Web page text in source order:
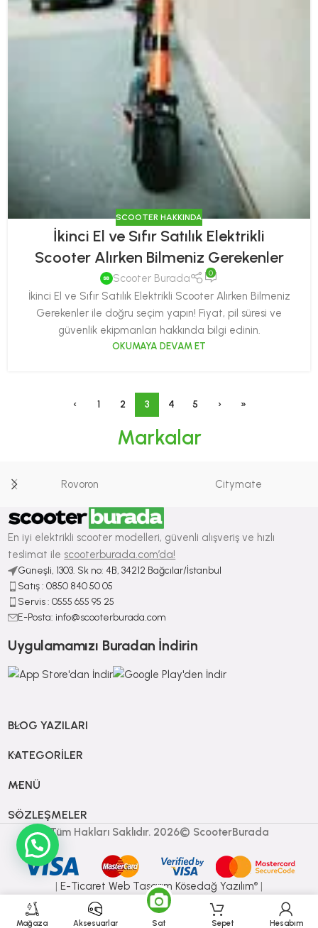
SCOOTER HAKKINDA
İkinci El ve Sıfır Satılık Elektrikli
Scooter Alırken Bilmeniz Gerekenler
Scooter Burada 0
İkinci El ve Sıfır Satılık Elektrikli Scooter Alırken Bilmeniz
Gerekenler ile doğru seçim yapın! Fiyat, pil süresi ve
güvenlik ekipmanları hakkında bilgi edinin.
OKUMAYA DEVAM ET
‹ 1 2 3 4 5 › »
Markalar
Rovoron Citymate
En iyi elektrikli scooter modelleri, güvenli alışveriş ve hızlı
teslimat ile scooterburada.com’da!
Güneşli, 1303. Sk no: 4B, 34212 Bağcılar/İstanbul
Satış : ⁠0850 840 50 05
Servis : 0555 655 95 25
E-Posta: info@scooterburada.com
Uygulamamızı Buradan İndirin
BLOG YAZILARI
KATEGORILER
MENÜ
SÖZLEŞMELER
Tüm Hakları Saklıdır. 2026© ScooterBurada
| E-Ticaret Web Tasarım Kösedağ Yazılım® |
Mağaza Aksesuarlar Sat Sepet Hesabım